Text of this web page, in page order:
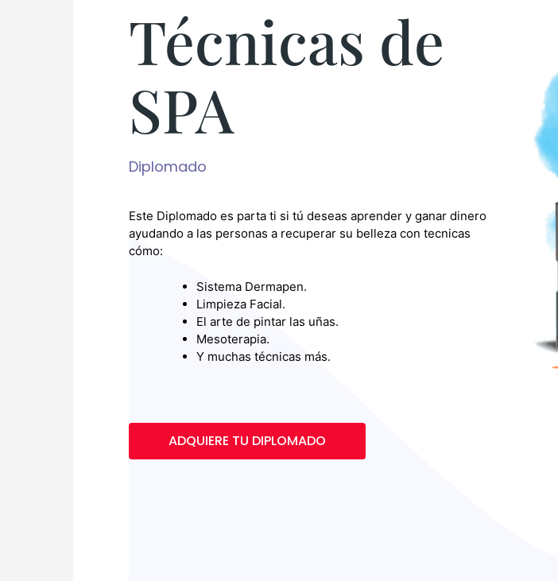
Técnicas de
SPA
Diplomado
Este Diplomado es parta ti si tú deseas aprender y ganar dinero
ayudando a las personas a recuperar su belleza con tecnicas
cómo:
Sistema Dermapen.
Limpieza Facial.
El arte de pintar las uñas.
Mesoterapia.
Y muchas técnicas más.
ADQUIERE TU DIPLOMADO